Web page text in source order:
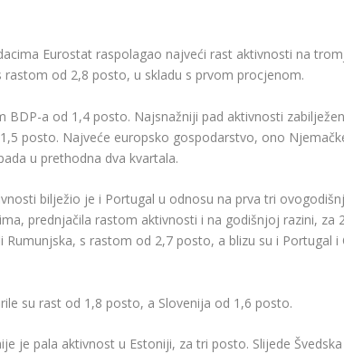
Eurostat raspolagao najveći rast aktivnosti na
rastom od 2,8 posto, u skladu s prvom procjenom.
BDP-a od 1,4 posto. Najsnažniji pad aktivnosti
posto. Najveće europsko gospodarstvo, ono
u prethodna dva kvartala.
bilježio je i Portugal u odnosu na prva tri
prednjačila rastom aktivnosti i na godišnjoj razini, za
s rastom od 2,7 posto, a blizu su i Portugal
su rast od 1,8 posto, a Slovenija od 1,6 posto.
je pala aktivnost u Estoniji, za tri posto. Slijede